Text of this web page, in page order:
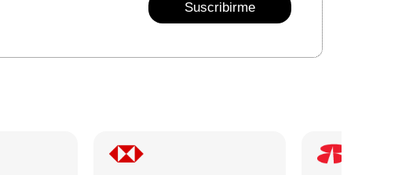
Suscribirme